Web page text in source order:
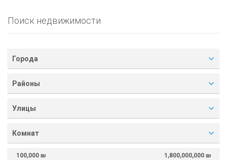
Поиск недвижимости
Города
Районы
Улицы
Комнат
100,000 ₪ 1,800,000,000 ₪